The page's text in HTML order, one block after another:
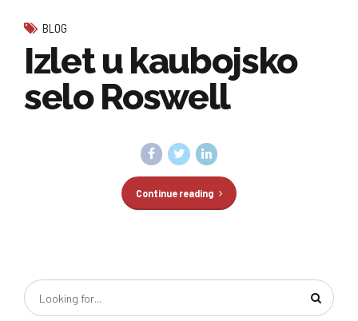
BLOG
Izlet u kaubojsko
selo Roswell
Continue reading